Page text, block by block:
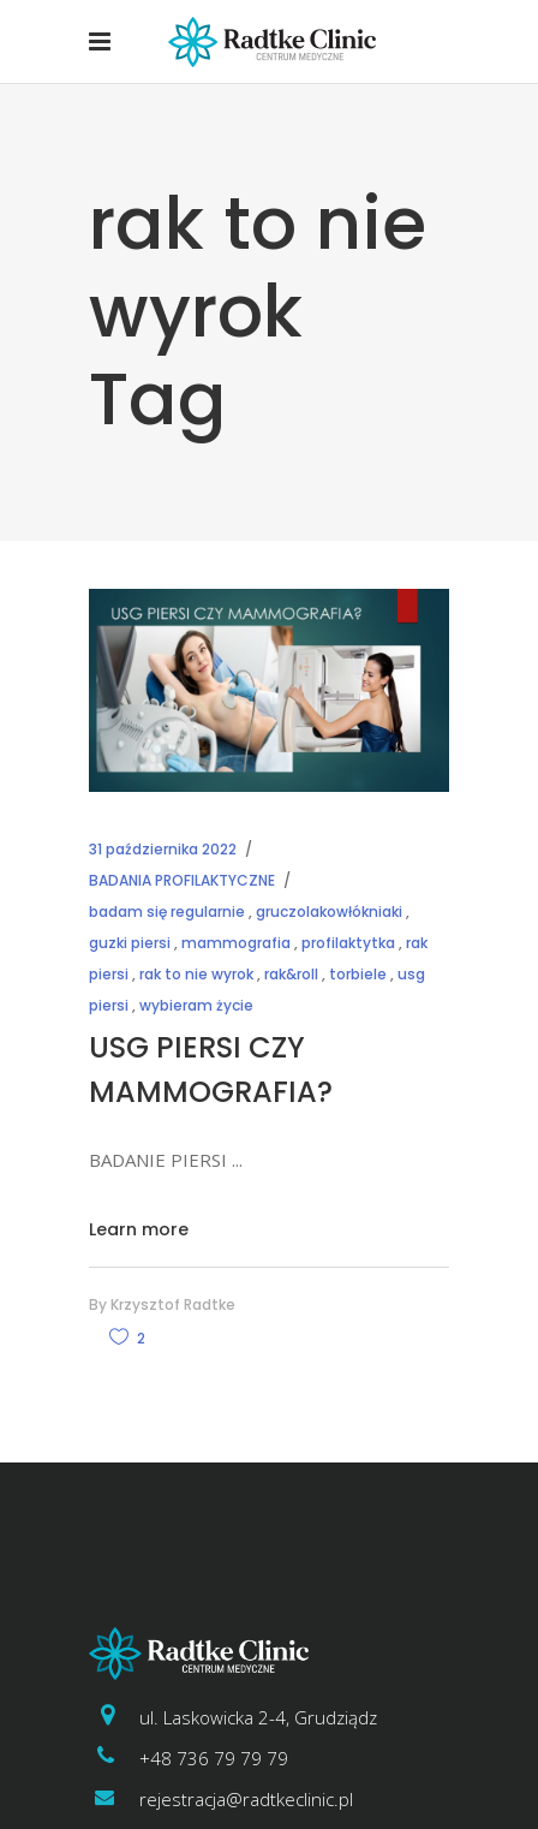
rak to nie
wyrok
Tag
31 października 2022
BADANIA PROFILAKTYCZNE
badam się regularnie ,gruczolakowłókniaki ,
guzki piersi ,mammografia ,profilaktytka ,rak
piersi ,rak to nie wyrok,rak&roll , torbiele ,usg
piersi ,wybieram życie
USG PIERSI CZY
MAMMOGRAFIA?
BADANIE PIERSI
Learn more
By Krzysztof Radtke
2
ul. Laskowicka 2-4, Grudziądz
+48 736 79 79 79
rejestracja@radtkeclinic.pl